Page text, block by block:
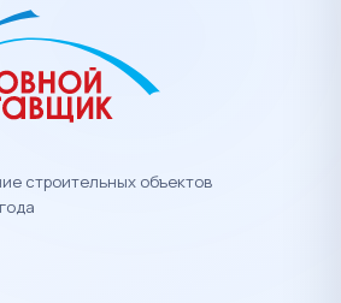
строительных объектов